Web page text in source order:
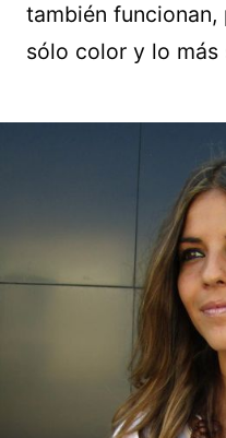
también
sólo color y lo más